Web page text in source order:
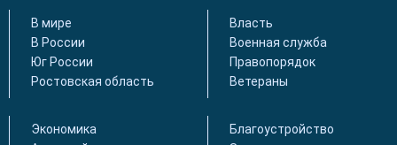
В мире
В России
Юг России
Ростовская область
Власть
Военная служба
Правопорядок
Ветераны
Экономика
Благоустройство